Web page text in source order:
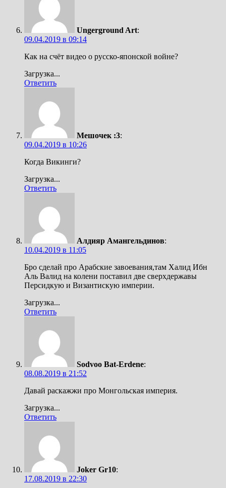
Ungerground Art:
09.04.2019 в 09:14
Как на счёт видео о русско-японской войне?
Загрузка...
Ответить
Мешочек :3:
09.04.2019 в 10:26
Когда Викинги?
Загрузка...
Ответить
Алдияр Амангельдинов:
10.04.2019 в 11:05
Бро сделай про Арабские завоевания,там Халид Ибн
Аль Валид на колени поставил две сверхдержавы
Персидкую и Византискую империи.
Загрузка...
Ответить
Sodvoo Bat-Erdene:
08.08.2019 в 21:52
Давай раскажжи про Монгольская империя.
Загрузка...
Ответить
Joker Gr10:
17.08.2019 в 22:30